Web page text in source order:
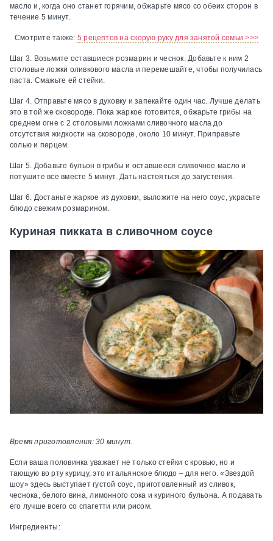
масло и, когда оно станет горячим, обжарьте мясо со обеих сторон в
течение 5 минут.
Смотрите также: 5 рецептов на скорую руку для занятой семьи >>>
Шаг 3.
Возьмите оставшиеся розмарин и чеснок. Добавьте к ним 2
столовые ложки оливкового масла и перемешайте, чтобы получилась
паста. Смажьте ей стейки.
Шаг 4. Отправьте мясо в духовку и запекайте один час. Лучше делать
это в той же сковороде. Пока жаркое готовится, обжарьте грибы на
среднем огне с 2 столовыми ложками сливочного масла до
отсутствия жидкости на сковороде, около 10 минут. Приправьте
солью и перцем.
Шаг 5.
Добавьте бульон в грибы и оставшееся сливочное масло и
потушите все вместе 5 минут. Дать настояться до загустения.
Шаг 6.
Достаньте жаркое из духовки, выложите на него соус, украсьте
блюдо свежим розмарином.
Куриная пикката в сливочном соусе
Время приготовления: 30 минут.
Если ваша половинка уважает не только стейки с кровью, но и
тающую во рту курицу, это итальянское блюдо – для него. «Звездой
шоу» здесь выступает густой соус, приготовленный из сливок,
чеснока, белого вина, лимонного сока и куриного бульона. А подавать
его лучше всего со спагетти или рисом.
Ингредиенты: